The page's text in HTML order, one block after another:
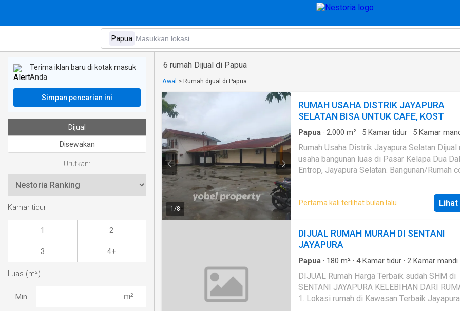
6 rumah Dijual di Papua
Awal > Rumah dijual di Papua
1 /8
RUMAH USAHA DISTRIK JAYAPURA
SELATAN BISA UNTUK CAFE, KOST
Papua · 2.000 m² · 5 Kamar tidur · 5 Kamar
Rumah Usaha Distrik Jayapura Selatan Dijual rumah
usaha bangunan luas di Pasar Kelapa Dua
Entrop, Jayapura Selatan. Bangunan/Rumah
strategis dekat dengan Jalan Raya Klp 2,
Abepura. Tempat makan dan lain-lain. Spesifikasi : -
1 unit Rumah: 3 KT + 2 KM - Ada perabot: semua
seisinya - Listrik (watt): lampu ada 3 meteran di cafe
33 rb watt vib 13,500 watt biliard 16,500 watt -
pdam/sumur: PDAM + Sumur - Parkiran luas Jika
anda ingin mendapat bantuan untuk menjual
atau ingin konsultasi dalam membeli properti
dapat menghubungi saya di alamat atau
Pertama kali terlihat bulan lalu
DIJUAL RUMAH MURAH DI SENTANI
JAYAPURA
Papua · 180 m² · 4Kamar tidur · 2 Kamar mandi
DIJUAL Rumah Harga Terbaik sudah SHM di
SENTANI JAYAPURA KELEBIHAN DARI RUMAHNYA :
1. Lokasi rumah di Kawasan Terbaik Jayapura 2.
Terima iklan baru di kotak masuk
Anda
Simpan pencarian ini
Dijual
Disewakan
Urutkan:
Kamar tidur
1 2
3 4+
Luas (m²)
Min.